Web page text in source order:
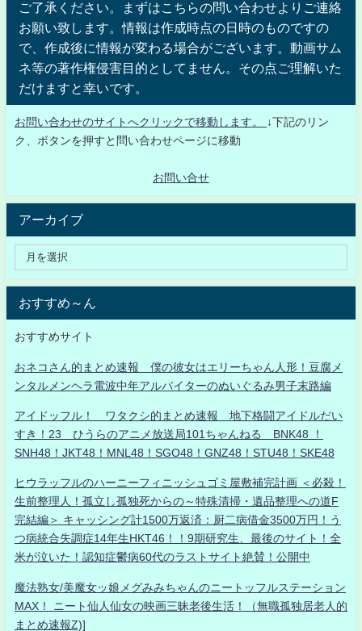
ご了承ください。まずはこちらの問い合わせよりご連絡
お願い致します。情報は作成時点の日時のものですの
で、作成後に情報が変わる場合がございます。動画サム
ネ等の著作権侵害目的としてません。その点ご理解いた
だけますと幸いです。
お問い合わせのサイトへクリックで移動します。
↓下記のリン
ク、ボタンを押すと問い合わせページに移動
お問い合せ
アーカイブ
おすすめ～ん
おすすめサイト
おネコさん的まとめ速報 僕の彼女はエリーちゃん人形！豆腐メ
ンタルメンヘラ電波中年アルバイターのぬいぐるみ男子末路編
アイドッフル！ ワタクシ的まとめ速報 地下格闘アイドルだい
すき！23 ひうらのアニメ放送局101ちゃんねる BNK48 ！
SNH48！JKT48！MNL48！SGO48！GNZ48！STU48！SKE48
ヒウラッフルのハーニーフィニッシュゴミ屋敷補完計画 ＜必殺！
生前整理人！孤立し孤独死からの～特殊清掃・遺品整理への道F
完結編＞ キャッシング計1500万返済：厨二病借金3500万円！う
つ病統合失調症14年生HKT46！！9期研究生、最後のサイト！全
米が泣いた！認知症鬱病60代のラストサイト絶賛！公開中
魔法熟女/美魔女ッ娘メグみみちゃんのニートッフルステーション
MAX！ ニート仙人仙女の映画三昧老後生活！（無職孤独居老人的
まとめ速報Z)]